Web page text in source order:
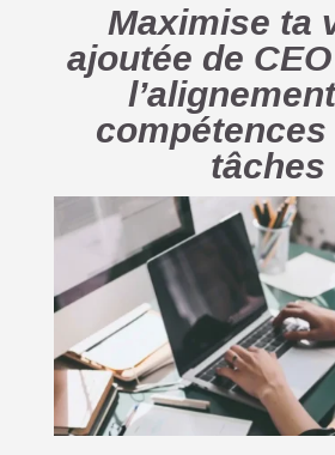
Maximise ta
ajoutée de
compétences
tâches